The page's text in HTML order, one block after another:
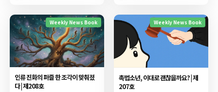
Weekly News Book
인류 진화의 퍼즐 한 조각이 맞춰졌
다 | 제208호
Weekly News Book
촉법소년, 이대로 괜찮을까요? | 제
207호